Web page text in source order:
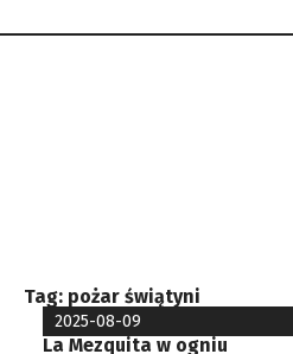
Tag: pożar świątyni
2025-08-09
La Mezquita w ogniu